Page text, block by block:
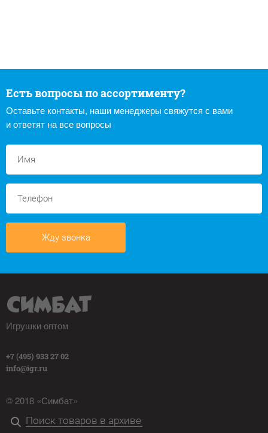
Есть вопросы по ассортименту?
Оставьте контакты, наши менеджеры свяжутся с вами
и ответят на все вопросы
Жду звонка
Игрушки оптом
+7 (495) 933 27 02
info@igr.ru
© 2018 «Симбат»